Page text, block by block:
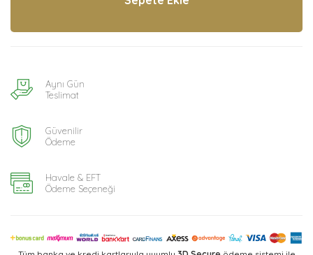
Aynı Gün
Teslimat
Güvenilir
Ödeme
Havale & EFT
Ödeme Seçeneği